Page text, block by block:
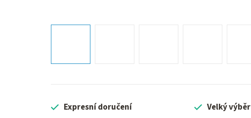
Expresní doručení Velký výběr